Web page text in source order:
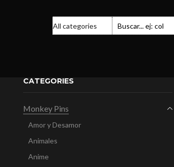
CATEGORIES
Monkey Pins
Amor y Desamor
Animales
Anime